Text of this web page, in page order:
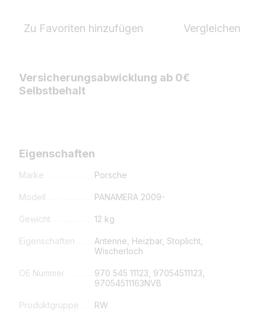
Zu Favoriten hinzufügen Vergleichen
Versicherungsabwicklung ab 0€
Selbstbehalt
Eigenschaften
Marke Porsche
Modell PANAMERA 2009-
Gewicht 12 kg
Eigenschaften
Antenne, Heizbar, Stoplicht,
Wischerloch
OE Nummer
970 545 11123, 97054511123,
97054511163NVB
Produktgruppe RW